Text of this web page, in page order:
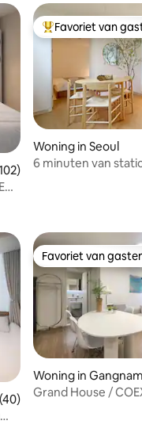
beoordeling van 4,97
·
Topfavoriet van
Favoriet van
Woning in Seoul
6 minuten van
beoordeling van
Favoriet van
Favoriet van
Woning in
Grand House /